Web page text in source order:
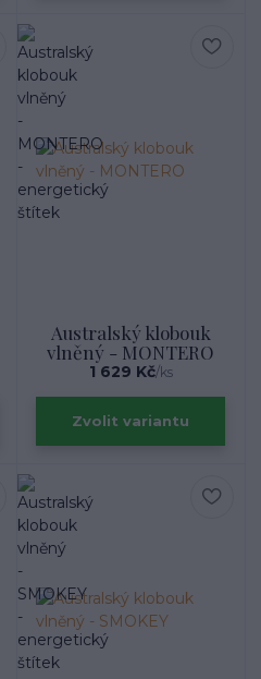
Australský klobouk
vlněný - MONTERO
1 629 Kč/ks
Zvolit variantu